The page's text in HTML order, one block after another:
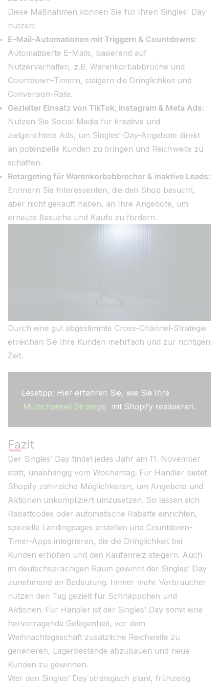
Diese Maßnahmen können Sie für Ihren Singles’ Day
nutzen:
E-Mail-Automationen mit Triggern & Countdowns:
Automatisierte E-Mails, basierend auf
Nutzerverhalten, z.B. Warenkorbabbrüche und
Countdown-Timern, steigern die Dringlichkeit und
Conversion-Rate.
Gezielter Einsatz von TikTok, Instagram & Meta Ads:
Nutzen Sie Social Media für kreative und
zielgerichtete Ads, um Singles’-Day-Angebote direkt
an potenzielle Kunden zu bringen und Reichweite zu
schaffen.
Retargeting für Warenkorbabbrecher & inaktive Leads:
Erinnern Sie Interessenten, die den Shop besucht,
aber nicht gekauft haben, an Ihre Angebote, um
erneute Besuche und Käufe zu fördern.
Durch eine gut abgestimmte Cross-Channel-Strategie
erreichen Sie Ihre Kunden mehrfach und zur richtigen
Zeit.
Lesetipp: Hier erfahren Sie, wie Sie Ihre
Multichannel Strategie mit Shopify realisieren.
Fazit
Der Singles’ Day findet jedes Jahr am 11. November
statt, unabhängig vom Wochentag. Für Händler bietet
Shopify zahlreiche Möglichkeiten, um Angebote und
Aktionen unkompliziert umzusetzen. So lassen sich
Rabattcodes oder automatische Rabatte einrichten,
spezielle Landingpages erstellen und Countdown-
Timer-Apps integrieren, die die Dringlichkeit bei
Kunden erhöhen und den Kaufanreiz steigern. Auch
im deutschsprachigen Raum gewinnt der Singles’ Day
zunehmend an Bedeutung. Immer mehr Verbraucher
nutzen den Tag gezielt für Schnäppchen und
Aktionen. Für Händler ist der Singles’ Day somit eine
hervorragende Gelegenheit, vor dem
Weihnachtsgeschäft zusätzliche Reichweite zu
generieren, Lagerbestände abzubauen und neue
Kunden zu gewinnen.
Wer den Singles’ Day strategisch plant, frühzeitig